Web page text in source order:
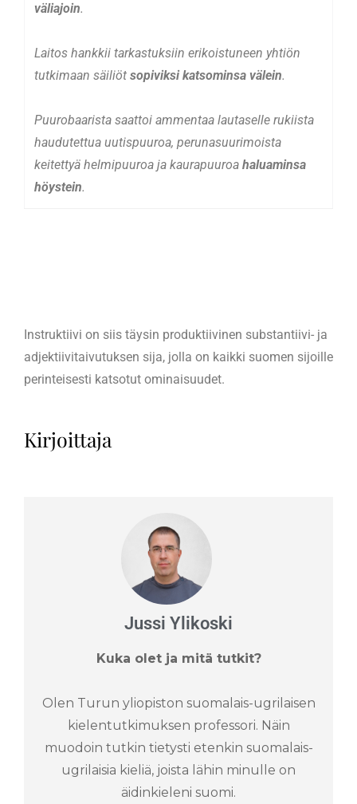
väliajoin.
Laitos hankkii tarkastuksiin erikoistuneen yhtiön
tutkimaan säiliötsopiviksi katsominsa välein.
Puurobaarista saattoi ammentaa lautaselle rukiista
haudutettua uutispuuroa, perunasuurimoista
keitettyä helmipuuroa ja kaurapuuroahaluaminsa
höystein.
Instruktiivi on siis täysin produktiivinen substantiivi- ja
adjektiivitaivutuksen sija, jolla on kaikki suomen sijoille
perinteisesti katsotut ominaisuudet.
Kirjoittaja
Jussi Ylikoski
Kuka olet ja mitä tutkit?
Olen Turun yliopiston suomalais-ugrilaisen
kielentutkimuksen professori. Näin
muodoin tutkin tietysti etenkin suomalais-
ugrilaisia kieliä, joista lähin minulle on
äidinkieleni suomi.